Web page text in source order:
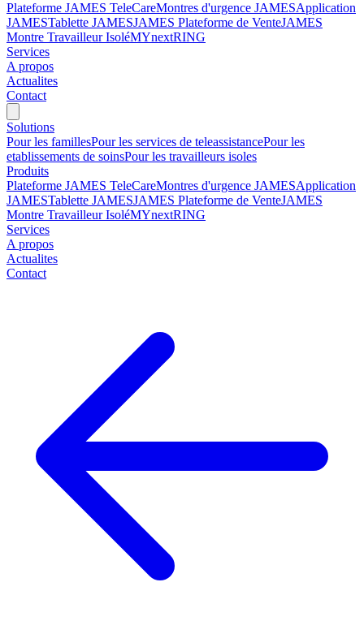
Plateforme JAMES TeleCareMontres d'urgence JAMESApplication
JAMESTablette JAMESJAMES Plateforme de VenteJAMES
Montre Travailleur IsoléMYnextRING
Services
A propos
Actualites
Contact
Solutions
Pour les famillesPour les services de teleassistancePour les
etablissements de soinsPour les travailleurs isoles
Produits
Plateforme JAMES TeleCareMontres d'urgence JAMESApplication
JAMESTablette JAMESJAMES Plateforme de VenteJAMES
Montre Travailleur IsoléMYnextRING
Services
A propos
Actualites
Contact